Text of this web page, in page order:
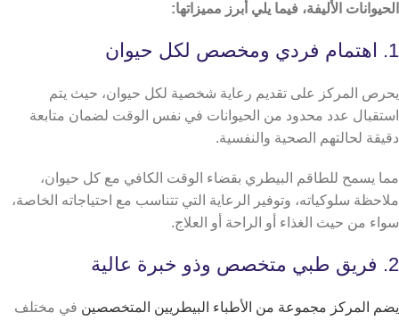
الحيوانات الأليفة، فيما يلي أبرز مميزاتها:
1. اهتمام فردي ومخصص لكل حيوان
يحرص المركز على تقديم رعاية شخصية لكل حيوان، حيث يتم
استقبال عدد محدود من الحيوانات في نفس الوقت لضمان متابعة
دقيقة لحالتهم الصحية والنفسية.
مما يسمح للطاقم البيطري بقضاء الوقت الكافي مع كل حيوان،
ملاحظة سلوكياته، وتوفير الرعاية التي تتناسب مع احتياجاته الخاصة،
سواء من حيث الغذاء أو الراحة أو العلاج.
2. فريق طبي متخصص وذو خبرة عالية
يضم المركز مجموعة من الأطباء البيطريين المتخصصين في مختلف